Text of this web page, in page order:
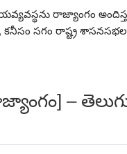
రాజ్యాంగం
సగం రాష్ట్ర
–